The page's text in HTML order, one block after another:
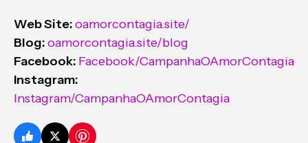
Web Site:oamorcontagia.site/
Blog:oamorcontagia.site/blog
Facebook: Facebook/CampanhaOAmorContagia
Instagram:
Instagram/CampanhaOAmorContagia